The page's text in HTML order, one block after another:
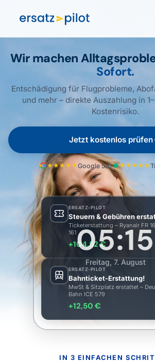
Wir machen
Sofort.
Entschädigung für Flugprobleme,
und mehr – direkte Auszahlung in
Kostenrisiko.
Jetzt kostenlos prüfen
★★★★★Google 5.0 ★★★★★
05:15
Freitag, 7. August
ERSATZ-PILOT
Steuern & Gebühren
Ticketerstattung – Ryanair FR
161
+104,52 €
ERSATZ-PILOT
Bahnticket-Erstattung!
MwSt & Sitzplatz erstattet –
Bahn ICE 579
+12,50 €
IN 3 EINFACHEN